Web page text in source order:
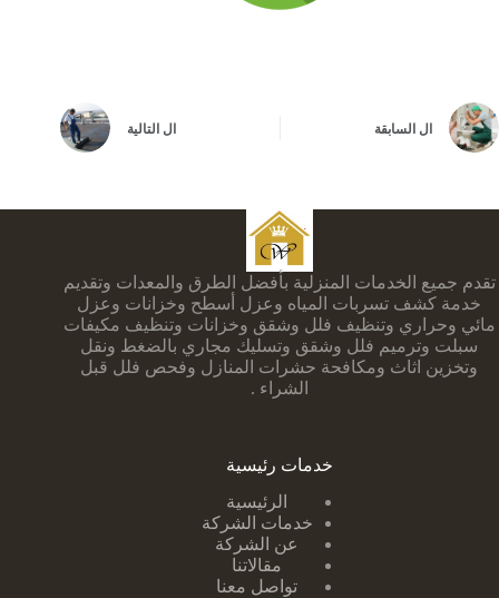
ال السابقة ال التالية
تقدم جميع الخدمات المنزلية بأفضل الطرق والمعدات وتقديم
خدمة كشف تسربات المياه وعزل أسطح وخزانات وعزل
مائي وحراري وتنظيف فلل وشقق وخزانات وتنظيف مكيفات
سبلت وترميم فلل وشقق وتسليك مجاري بالضغط ونقل
وتخزين اثاث ومكافحة حشرات المنازل وفحص فلل قبل
الشراء .
خدمات رئيسية
الرئيسية
خدمات الشركة
عن الشركة
مقالاتنا
تواصل معنا